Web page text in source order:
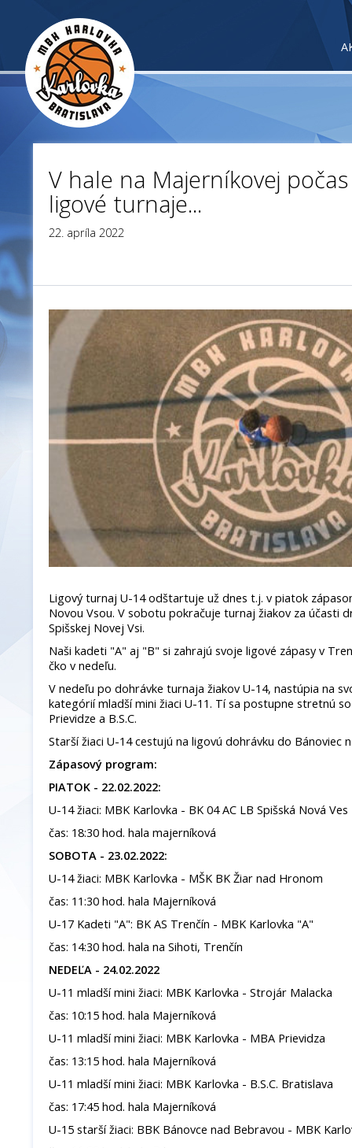
V hale na Majerníkovej
ligové turnaje...
22. apríla 2022
Ligový turnaj U-14 odštartuje už dnes t.j. v piatok
Novou Vsou. V sobotu pokračuje turnaj žiakov za účasti
Spišskej Novej Vsi.
Naši kadeti "A" aj "B" si zahrajú svoje ligové zápasy v
čko v nedeľu.
V nedeľu po dohrávke turnaja žiakov U-14, nastúpia na
kategórií mladší mini žiaci U-11. Tí sa postupne stretnú
Prievidze a B.S.C.
Starší žiaci U-14 cestujú na ligovú dohrávku do Bánoviec
Zápasový program:
PIATOK - 22.02.2022:
U-14 žiaci: MBK Karlovka - BK 04 AC LB Spišská Nová Ves
čas: 18:30 hod. hala majerníková
SOBOTA - 23.02.2022:
U-14 žiaci: MBK Karlovka - MŠK BK Žiar nad Hronom
čas: 11:30 hod. hala Majerníková
U-17 Kadeti "A": BK AS Trenčín - MBK Karlovka "A"
čas: 14:30 hod. hala na Sihoti, Trenčín
NEDEĽA - 24.02.2022
U-11 mladší mini žiaci: MBK Karlovka - Strojár Malacka
čas: 10:15 hod. hala Majerníková
U-11 mladší mini žiaci: MBK Karlovka - MBA Prievidza
čas: 13:15 hod. hala Majerníková
U-11 mladší mini žiaci: MBK Karlovka - B.S.C. Bratislava
čas: 17:45 hod. hala Majerníková
U-15 starší žiaci: BBK Bánovce nad Bebravou - MBK